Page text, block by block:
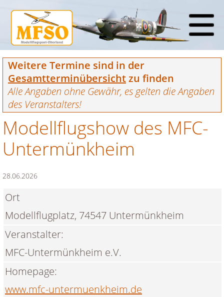
Weitere Termine sind in der
Gesamtterminübersichtzu finden
Alle Angaben ohne Gewähr, es gelten die Angaben
des Veranstalters!
Modellflugshow des MFC-
Untermünkheim
28.06.2026
Ort
Modellflugplatz, 74547 Untermünkheim
Veranstalter:
MFC-Untermünkheim e.V.
Homepage:
www.mfc-untermuenkheim.de